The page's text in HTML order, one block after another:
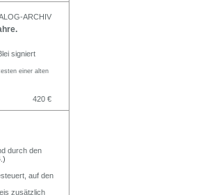
ARCHIV
signiert
einer alten
420 €
durch den
auf den
zusätzlich